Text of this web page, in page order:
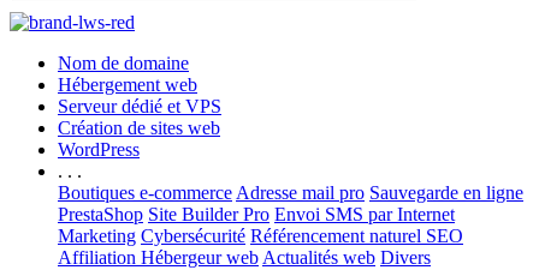
Nom de domaine
Hébergement web
Serveur dédié et VPS
Création de sites web
WordPress
. . .
Boutiques e-commerce Adresse mail pro Sauvegarde en ligne
PrestaShop Site Builder Pro Envoi SMS par Internet
Marketing Cybersécurité Référencement naturel SEO
Affiliation Hébergeur web Actualités web Divers